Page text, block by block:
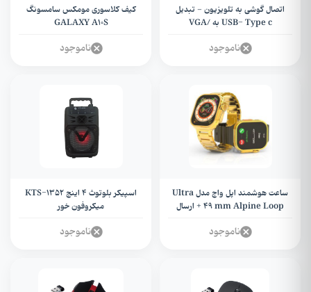
اتصال گوشی به تلویزیون - تبدیل
USB- Type c به VGA/
ناموجود
کیف کلاسوری مومکس سامسونگ
GALAXY A10S
ناموجود
ساعت هوشمند اپل واچ مدل Ultra
49 mm Alpine Loop + ارسال
ناموجود
اسپیکر بلوتوث 4 اینچ KTS-1352
میکروفون خور
ناموجود